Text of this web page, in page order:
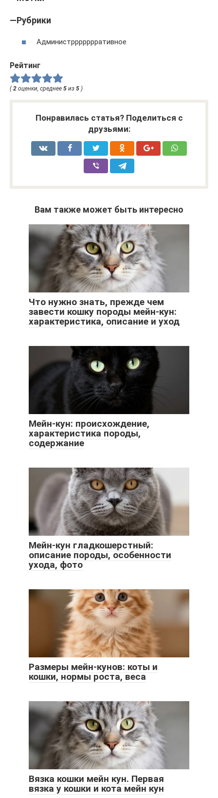
—Рубрики
Администррррррративное
Рейтинг
(2 оценки, среднее 5 из 5 )
Понравилась статья? Поделиться с
друзьями:
Вам также может быть интересно
Что нужно знать, прежде чем
завести кошку породы мейн-кун:
характеристика, описание и уход
Мейн-кун: происхождение,
характеристика породы,
содержание
Мейн-кун гладкошерстный:
описание породы, особенности
ухода, фото
Размеры мейн-кунов: коты и
кошки, нормы роста, веса
Вязка кошки мейн кун. Первая
вязка у кошки и кота мейн кун